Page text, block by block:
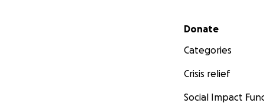
Secondary menu
Donate
Categories
Crisis relief
Social Impact